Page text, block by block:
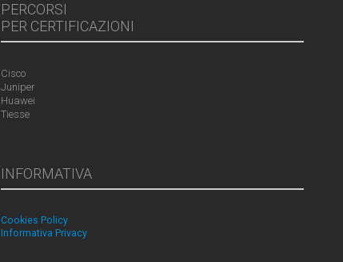
PERCORSI
PER CERTIFICAZIONI
Cisco
Juniper
Huawei
Tiesse
INFORMATIVA
Cookies Policy
Informativa Privacy